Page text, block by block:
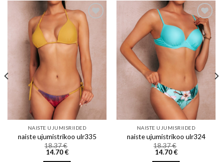
Add to wishlist
NAISTE UJUMISRIIDED
naiste ujumistrikoo ulr335
18.37€
14.70€
Add to wishlist
NAISTE UJUMISRIIDED
naiste ujumistrikoo ulr324
18.37€
14.70€